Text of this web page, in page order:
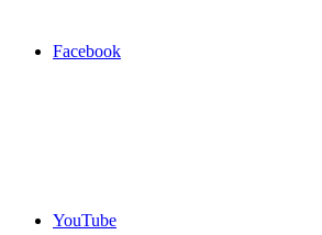
Facebook
YouTube